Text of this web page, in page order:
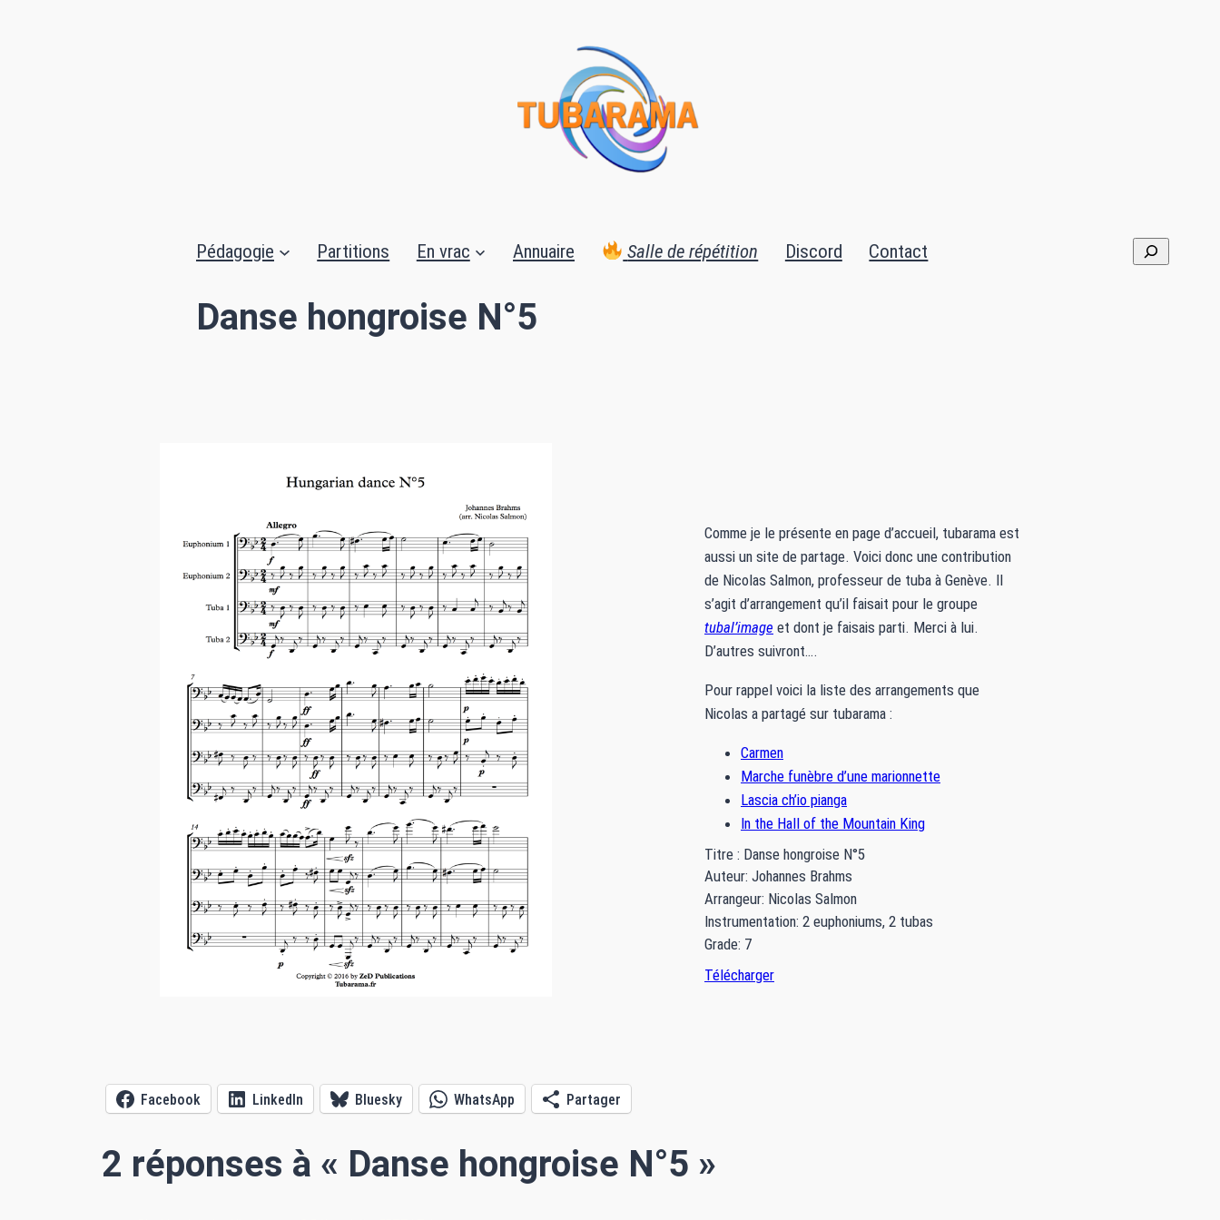
Pédagogie Partitions En vrac Annuaire Salle de répétition Discord Contact
Danse hongroise N°5
Comme je le présente en page d’accueil, tubarama est
aussi un site de partage. Voici donc une contribution
de Nicolas Salmon, professeur de tuba à Genève. Il
s’agit d’arrangement qu’il faisait pour le groupe
tubal’image et dont je faisais parti. Merci à lui.
D’autres suivront….
Pour rappel voici la liste des arrangements que
Nicolas a partagé sur tubarama :
Carmen
Marche funèbre d’une marionnette
Lascia ch’io pianga
In the Hall of the Mountain King
Titre : Danse hongroise N°5
Auteur: Johannes Brahms
Arrangeur: Nicolas Salmon
Instrumentation: 2 euphoniums, 2 tubas
Grade: 7
Télécharger
Facebook LinkedIn Bluesky WhatsApp Partager
2 réponses à « Danse hongroise N°5 »